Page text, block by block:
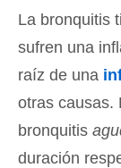
La bronquitis
sufren una
raíz de una
otras causas.
bronquitis
duración